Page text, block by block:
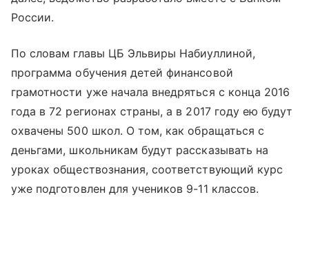
России.
По словам главы ЦБ Эльвиры Набиуллиной,
программа обучения детей финансовой
грамотности уже начала внедряться с конца 2016
года в 72 регионах страны, а в 2017 году ею будут
охвачены 500 школ. О том, как обращаться с
деньгами, школьникам будут рассказывать на
уроках обществознания, соответствующий курс
уже подготовлен для учеников 9-11 классов.